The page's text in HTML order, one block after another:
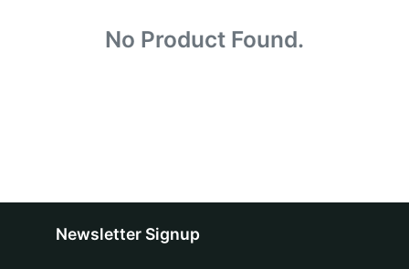
No Product Found.
Newsletter Signup